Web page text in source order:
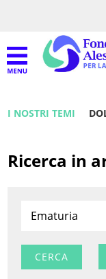
I NOSTRI TEMI
Ricerca in